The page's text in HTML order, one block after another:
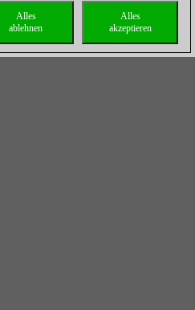
Alles
akzeptieren
Alles
ablehnen